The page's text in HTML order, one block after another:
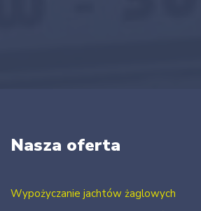
Nasza oferta
Wypożyczanie jachtów żaglowych